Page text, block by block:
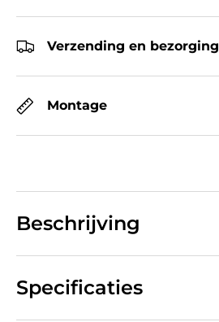
Verzending en bezorging
Montage
Beschrijving
Specificaties